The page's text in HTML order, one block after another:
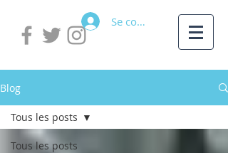
Se connecter
Blog
Tous les posts
Tous les posts